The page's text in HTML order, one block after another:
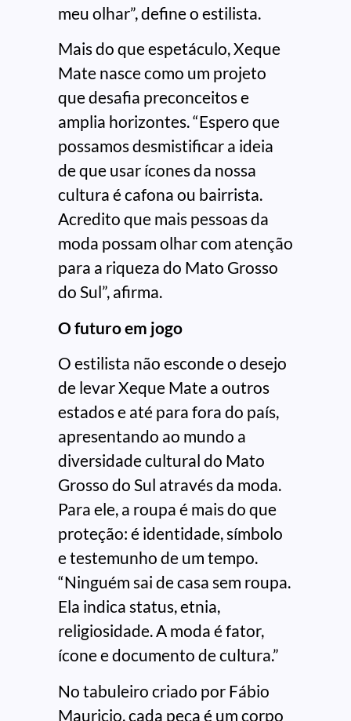
meu olhar”, define o estilista.
Mais do que espetáculo, Xeque
Mate nasce como um projeto
que desafia preconceitos e
amplia horizontes. “Espero que
possamos desmistificar a ideia
de que usar ícones da nossa
cultura é cafona ou bairrista.
Acredito que mais pessoas da
moda possam olhar com atenção
para a riqueza do Mato Grosso
do Sul”, afirma.
O futuro em jogo
O estilista não esconde o desejo
de levar Xeque Mate a outros
estados e até para fora do país,
apresentando ao mundo a
diversidade cultural do Mato
Grosso do Sul através da moda.
Para ele, a roupa é mais do que
proteção: é identidade, símbolo
e testemunho de um tempo.
“Ninguém sai de casa sem roupa.
Ela indica status, etnia,
religiosidade. A moda é fator,
ícone e documento de cultura.”
No tabuleiro criado por Fábio
Mauricio, cada peça é um corpo